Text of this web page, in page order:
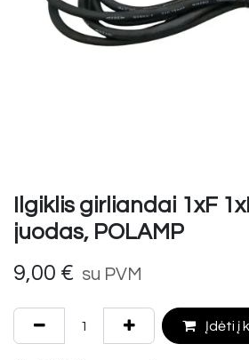
Ilgiklis girliandai 1xF
juodas, POLAMP
9,00 € su PVM
Įdėti į